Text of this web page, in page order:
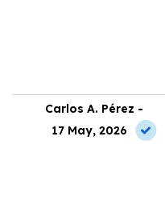
Carlos A. Pérez -
17 May, 2026